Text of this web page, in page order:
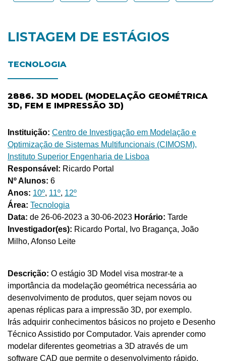
LISTAGEM DE ESTÁGIOS
TECNOLOGIA
2886. 3D MODEL (MODELAÇÃO GEOMÉTRICA
3D, FEM E IMPRESSÃO 3D)
Instituição: Centro de Investigação em Modelação e
Optimização de Sistemas Multifuncionais (CIMOSM),
Instituto Superior Engenharia de Lisboa
Responsável: Ricardo Portal
Nº Alunos: 6
Anos: 10º, 11º, 12º
Área: Tecnologia
Data: de 26-06-2023 a 30-06-2023 Horário: Tarde
Investigador(es): Ricardo Portal, Ivo Bragança, João
Milho, Afonso Leite
Descrição: O estágio 3D Model visa mostrar-te a
importância da modelação geométrica necessária ao
desenvolvimento de produtos, quer sejam novos ou
apenas réplicas para a impressão 3D, por exemplo.
Irás adquirir conhecimentos básicos no projeto e Desenho
Técnico Assistido por Computador. Vais aprender como
modelar diferentes geometrias a 3D através de um
software CAD que permite o desenvolvimento rápido,